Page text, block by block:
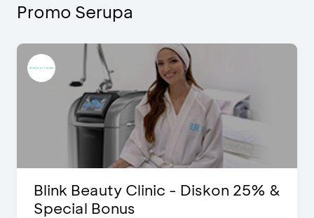
Promo Serupa
Blink Beauty Clinic - Diskon 25% &
Special Bonus